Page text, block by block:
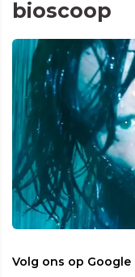
bioscoop
Volg ons op Google